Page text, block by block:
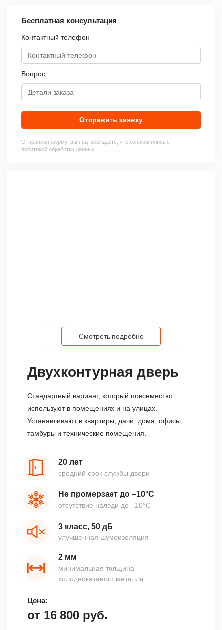
Бесплатная консультация
Контактный телефон
Вопрос
Отправить заявку
Отправляя форму, вы подтверждаете, что ознакомились с
политикой обработки данных
Двухконтурная дверь
Стандартный вариант, который повсеместно
используют в помещениях и на улицах.
Устанавливают в квартиры, дачи, дома, офисы,
тамбуры и технические помещения.
20 лет
средний срок службы двери
Не промерзает до –10°С
отсутствие наледи до –10°С
3 класс, 50 дБ
улучшенная шумоизоляция
2 мм
минимальная толщина
холоднокатаного металла
Цена:
от 16 800 руб.
Смотреть подробно